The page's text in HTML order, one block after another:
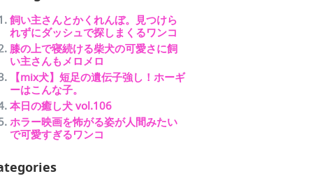
飼い主さんとかくれんぼ。見つけら
れずにダッシュで探しまくるワンコ
膝の上で寝続ける柴犬の可愛さに飼
い主さんもメロメロ
【mix犬】短足の遺伝子強し！ホーギ
ーはこんな子。
本日の癒し犬 vol.106
ホラー映画を怖がる姿が人間みたい
で可愛すぎるワンコ